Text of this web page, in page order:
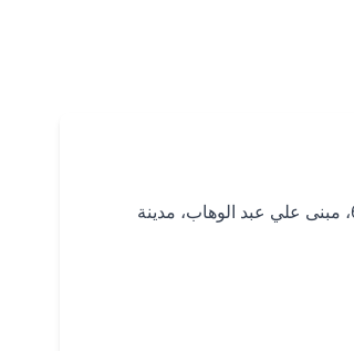
الشويخ، قطعة 150، شارع 6، مبنى علي عبد الوهاب، مدينة